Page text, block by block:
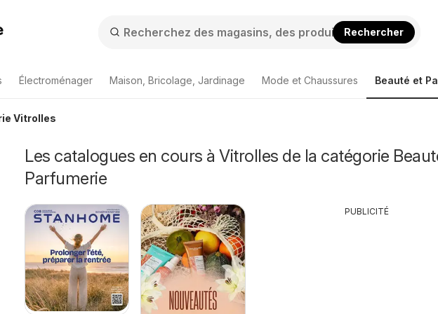
Rechercher
Électroménager Maison, Bricolage, Jardinage Mode et Chaussures Beauté et
Vitrolles
Les catalogues en cours à Vitrolles de la catégorie
Parfumerie
PUBLICITÉ